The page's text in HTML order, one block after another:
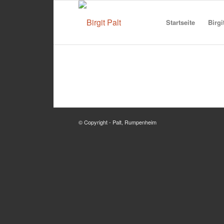
Startseite
© Copyright - Palt, Rumpenheim